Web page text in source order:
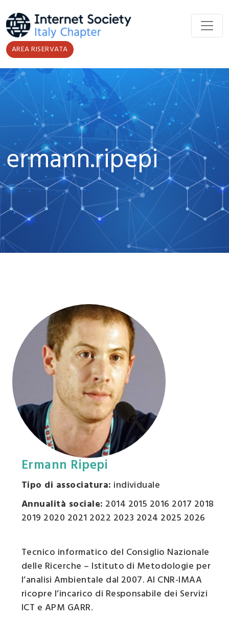
AREA RISERVATA
ermann.ripepi
Ermann Ripepi
Tipo di associatura: individuale
Annualità sociale: 2014 2015 2016 2017 2018
2019 2020 2021 2022 2023 2024 2025 2026
Tecnico informatico del Consiglio Nazionale
delle Ricerche – Istituto di Metodologie per
l’analisi Ambientale dal 2007. Al CNR-IMAA
ricopre l’incarico di Responsabile dei Servizi
ICT e APM GARR.